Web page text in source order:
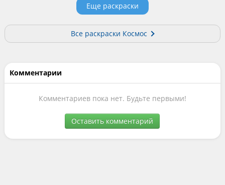
Еще раскраски
Все раскраски Космос
Комментарии
Комментариев пока нет. Будьте первыми!
Оставить комментарий